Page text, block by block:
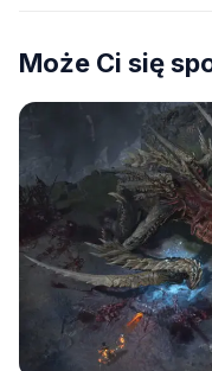
Może Ci się